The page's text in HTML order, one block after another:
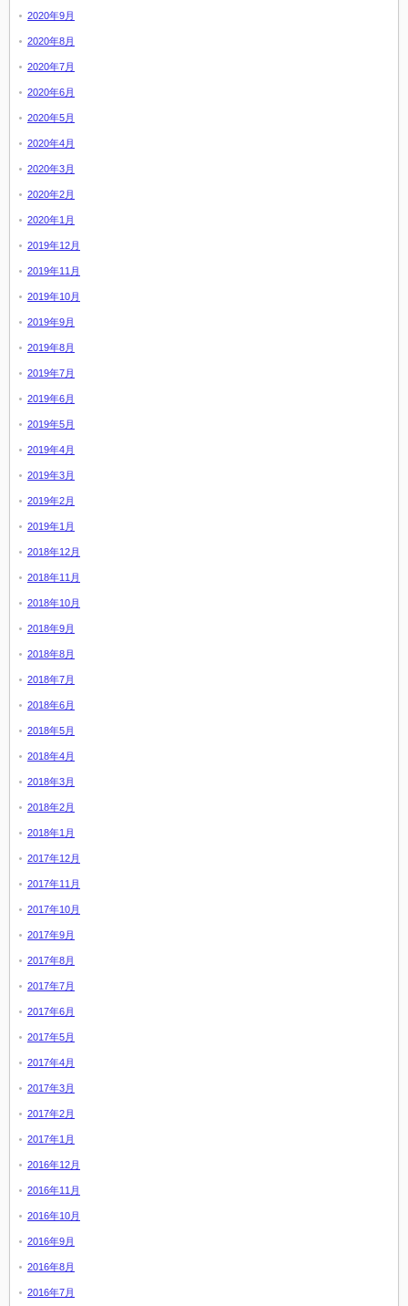
2020年9月
2020年8月
2020年7月
2020年6月
2020年5月
2020年4月
2020年3月
2020年2月
2020年1月
2019年12月
2019年11月
2019年10月
2019年9月
2019年8月
2019年7月
2019年6月
2019年5月
2019年4月
2019年3月
2019年2月
2019年1月
2018年12月
2018年11月
2018年10月
2018年9月
2018年8月
2018年7月
2018年6月
2018年5月
2018年4月
2018年3月
2018年2月
2018年1月
2017年12月
2017年11月
2017年10月
2017年9月
2017年8月
2017年7月
2017年6月
2017年5月
2017年4月
2017年3月
2017年2月
2017年1月
2016年12月
2016年11月
2016年10月
2016年9月
2016年8月
2016年7月